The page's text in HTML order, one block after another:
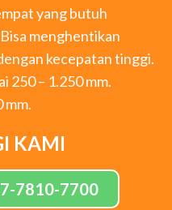
yang butuh
menghentikan
kecepatan tinggi.
250 – 1.250 mm.
mm.
KAMI
7810-7700